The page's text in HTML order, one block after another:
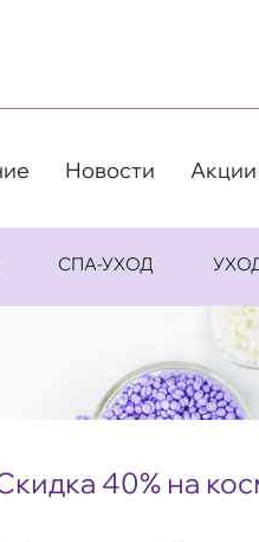
Новости Акции
СПА-УХОД
40% на